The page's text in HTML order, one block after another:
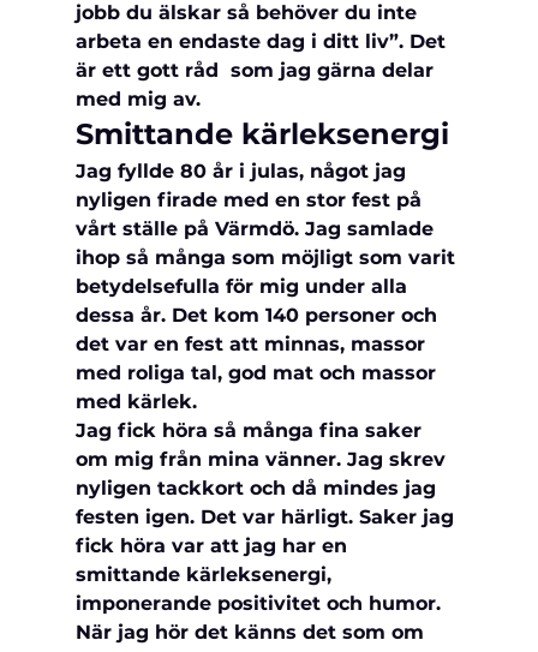
jobb du älskar så behöver du inte
arbeta en endaste dag i ditt liv”. Det
är ett gott råd  som jag gärna delar
med mig av.
Smittande kärleksenergi
Jag fyllde 80 år i julas, något jag
nyligen firade med en stor fest på
vårt ställe på Värmdö. Jag samlade
ihop så många som möjligt som varit
betydelsefulla för mig under alla
dessa år. Det kom 140 personer och
det var en fest att minnas, massor
med roliga tal, god mat och massor
med kärlek.
Jag fick höra så många fina saker
om mig från mina vänner. Jag skrev
nyligen tackkort och då mindes jag
festen igen. Det var härligt. Saker jag
fick höra var att jag har en
smittande kärleksenergi,
imponerande positivitet och humor.
När jag hör det känns det som om